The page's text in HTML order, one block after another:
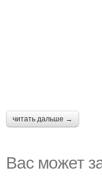
читать дальше →
Вас может